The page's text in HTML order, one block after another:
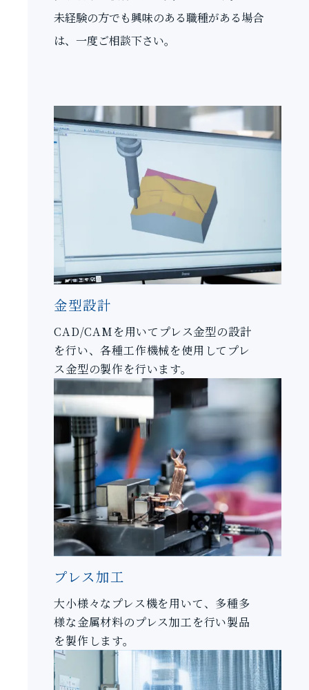
未経験の方でも興味のある職種がある場合
は、一度ご相談下さい。
金型設計
CAD/CAMを用いてプレス金型の設計
を行い、各種工作機械を使用してプレ
ス金型の製作を行います。
プレス加工
大小様々なプレス機を用いて、多種多
様な金属材料のプレス加工を行い製品
を製作します。